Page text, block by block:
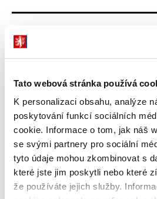
Tato webová stránka používá
K personalizaci obsahu, analýze
poskytování funkcí sociálních
cookie. Informace o tom, jak náš
se svými partnery pro sociální
tyto údaje mohou zkombinovat s
které jste jim poskytli nebo které
že používáte jejich služby.
Dokumenty ke stažení
Příručka pro odběratele –
pohon kategorie 2A
(405 kB)
Přílohy (265 kB)